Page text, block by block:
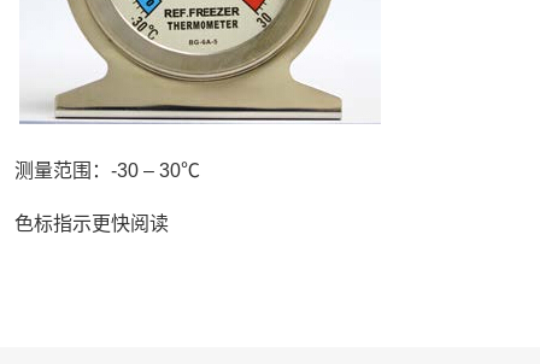
测量范围：-30 – 30℃
色标指示更快阅读